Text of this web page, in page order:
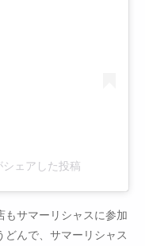
ェアした投稿
もサマーリシャスに参加
どんで、サマーリシャス